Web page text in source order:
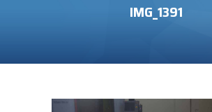
IMG_1391